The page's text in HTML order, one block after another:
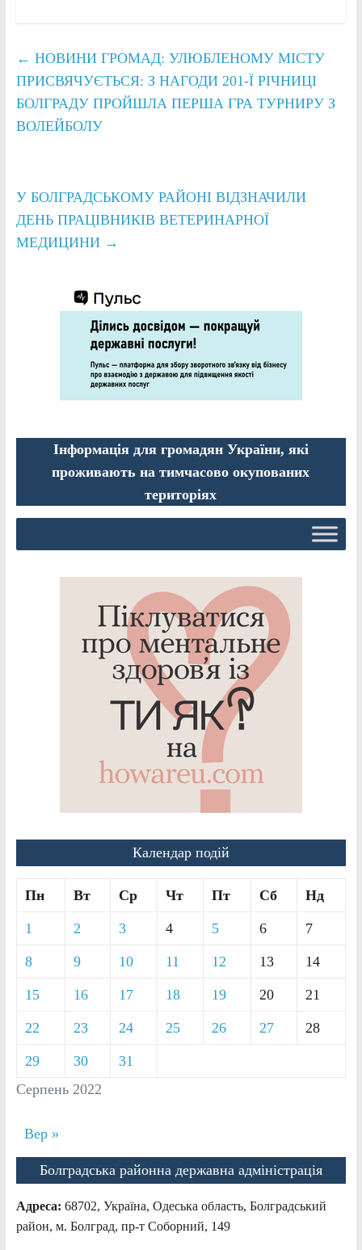
← НОВИНИ ГРОМАД: УЛЮБЛЕНОМУ МІСТУ
ПРИСВЯЧУЄТЬСЯ: З НАГОДИ 201-Ї РІЧНИЦІ
БОЛГРАДУ ПРОЙШЛА ПЕРША ГРА ТУРНИРУ З
ВОЛЕЙБОЛУ
У БОЛГРАДСЬКОМУ РАЙОНІ ВІДЗНАЧИЛИ
ДЕНЬ ПРАЦІВНИКІВ ВЕТЕРИНАРНОЇ
МЕДИЦИНИ →
Інформація для громадян України, які
проживають на тимчасово окупованих
територіях
Календар подій
Серпень 2022
Пн Вт Ср Чт Пт Сб Нд
1 2 3 4 5 6 7
8 9 10 11 12 13 14
15 16 17 18 19 20 21
22 23 24 25 26 27 28
29 30 31
Вер »
Болградська районна державна адміністрація
Адреса: 68702, Україна, Одеська область, Болградський
район, м. Болград, пр-т Соборний, 149